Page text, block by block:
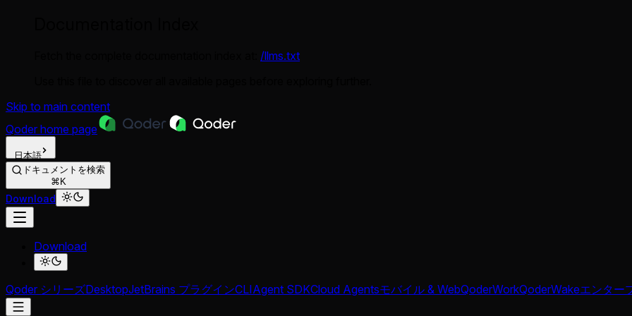
/llms.txt
Skip to main content
Qoder home page
日本語
ドキュメントを検索
⌘K
Download
Download
Qoder シリーズDesktopJetBrains プラグインCLIAgent SDKCloud Agentsモバイル & WebQoderWorkQoderWakeエンター